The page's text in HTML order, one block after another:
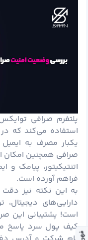
پلتفرم صرافی
استفاده می‌کند که در
یکبار مصرف به
صرافی همچنین امکان
اتنتیکیتور، پیامک و
فراهم آورده است.
به این نکته نیز
دارایی‌های دیجیتال،
است! پشتیبانی این
کیف پول سرد پاسخ